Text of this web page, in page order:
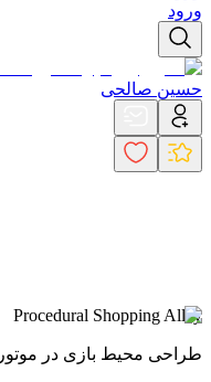
ورود
حسین صالحی
Procedural Shopping Alley
طراحی محیط بازی در موتور UnrealEngine به صورت رویه ای.